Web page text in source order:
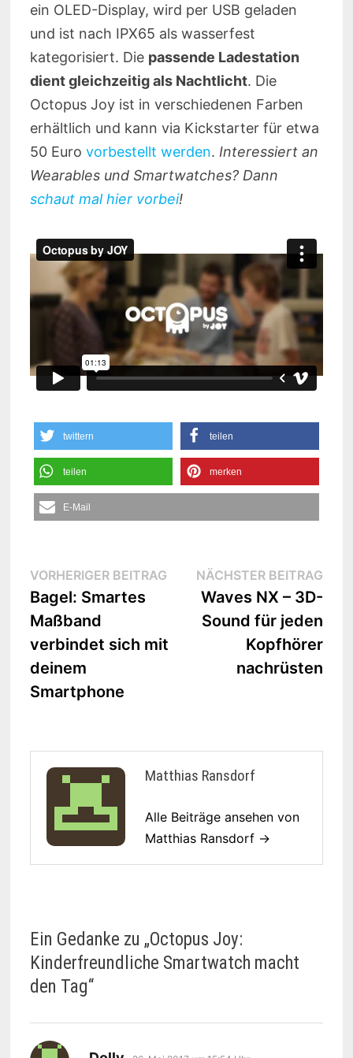
ein OLED-Display, wird per USB geladen
und ist nach IPX65 als wasserfest
kategorisiert. Die passende Ladestation
dient gleichzeitig als Nachtlicht. Die
Octopus Joy ist in verschiedenen Farben
erhältlich und kann via Kickstarter für etwa
50 Euro vorbestellt werden. Interessiert an
Wearables und Smartwatches? Dann
schaut mal hier vorbei!
twittern teilen
teilen merken
E-Mail
Beitrags-
Navigation
VORHERIGER BEITRAGVorheriger
Beitrag:
Bagel: Smartes
Maßband
verbindet sich mit
deinem
Smartphone
NÄCHSTER BEITRAG
Waves NX – 3D-
Sound für jeden
Kopfhörer
nachrüsten
Matthias Ransdorf
Alle Beiträge ansehen von
Matthias Ransdorf →
Ein Gedanke zu „Octopus Joy:
Kinderfreundliche Smartwatch macht
den Tag“
sagt: